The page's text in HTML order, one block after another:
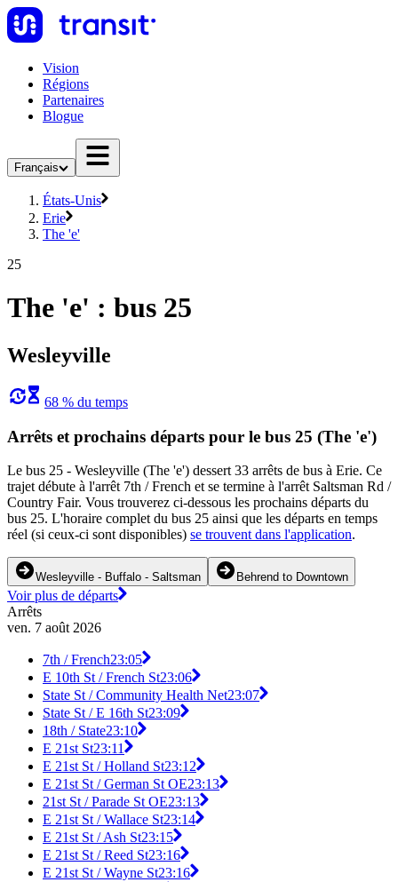
Vision
Régions
Partenaires
Blogue
Français
États-Unis
Erie
The 'e'
25
The 'e' : bus 25
Wesleyville
68 % du temps
Arrêts et prochains départs pour le bus 25 (The 'e')
Le bus 25 - Wesleyville (The 'e') dessert 33 arrêts de bus à Erie. Ce
trajet débute à l'arrêt 7th / French et se termine à l'arrêt Saltsman Rd /
Country Fair. Vous trouverez ci-dessous les prochains départs du
bus 25. L'horaire complet du bus 25 ainsi que les départs en temps
réel (si ceux-ci sont disponibles) se trouvent dans l'application.
Wesleyville - Buffalo - Saltsman Behrend to Downtown
Voir plus de départs
Arrêts
ven. 7 août 2026
7th / French23:05
E 10th St / French St23:06
State St / Community Health Net23:07
State St / E 16th St23:09
18th / State23:10
E 21st St23:11
E 21st St / Holland St23:12
E 21st St / German St OE23:13
21st St / Parade St OE23:13
E 21st St / Wallace St23:14
E 21st St / Ash St23:15
E 21st St / Reed St23:16
E 21st St / Wayne St23:16